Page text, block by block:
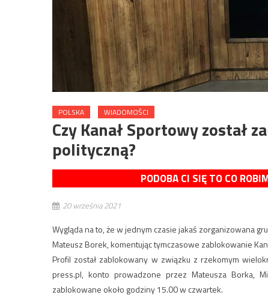
POLSKA WIADOMOŚCI
Czy Kanał Sportowy został
polityczną?
PODOBA CI SIĘ TO CO
20 września 2021
Wygląda na to, że w jednym czasie jakaś zorganizowana
Mateusz Borek, komentując tymczasowe zablokowanie
Profil został zablokowany w związku z rzekomym
press.pl, konto prowadzone przez Mateusza Borka,
zablokowane około godziny 15.00 w czwartek.